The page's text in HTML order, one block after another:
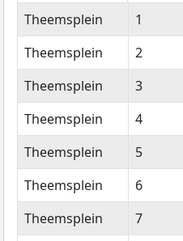
Straatnaam
Theemsplein 1
Theemsplein
2
Theemsplein
3
Theemsplein
4
Theemsplein
5
Theemsplein
6
Theemsplein
7